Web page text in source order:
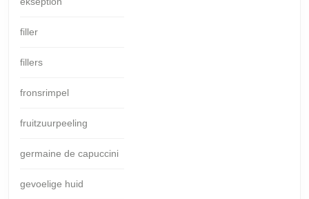
filler
fillers
fronsrimpel
fruitzuurpeeling
germaine de capuccini
gevoelige huid